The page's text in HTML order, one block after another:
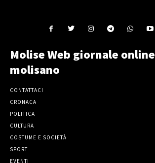
Molise Web giornale online
molisano
CONTATTACI
CRONACA
POLITICA
CULTURA
COSTUME E SOCIETÀ
SPORT
EVENTI